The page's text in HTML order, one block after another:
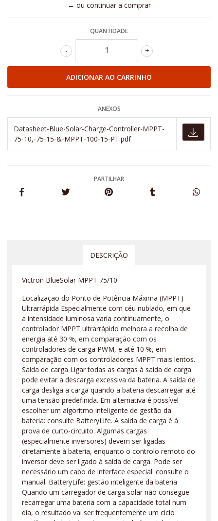
← ou continuar a comprar
QUANTIDADE
+
-
ANEXOS
Datasheet-Blue-Solar-Charge-Controller-MPPT-
75-10,-75-15-&-MPPT-100-15-PT.pdf
PARTILHAR
DESCRIÇÃO
Victron BlueSolar MPPT 75/10
Localização do Ponto de Potência Máxima (MPPT)
Ultrarrápida Especialmente com céu nublado, em que
a intensidade luminosa varia continuamente, o
controlador MPPT ultrarrápido melhora a recolha de
energia até 30 %, em comparação com os
controladores de carga PWM, e até 10 %, em
comparação com os controladores MPPT mais lentos.
Saída de carga Ligar todas as cargas à saída de carga
pode evitar a descarga excessiva da bateria. A saída de
carga desliga a carga quando a bateria descarregar até
uma tensão predefinida. Em alternativa é possível
escolher um algoritmo inteligente de gestão da
bateria: consulte BatteryLife. A saída de carga é à
prova de curto-circuito. Algumas cargas
(especialmente inversores) devem ser ligadas
diretamente à bateria, enquanto o controlo remoto do
inversor deve ser ligado à saída de carga. Pode ser
necessário um cabo de interface especial: consulte o
manual. BatteryLife: gestão inteligente da bateria
Quando um carregador de carga solar não consegue
recarregar uma bateria com a capacidade total num
dia, o resultado vai ser frequentemente um ciclo